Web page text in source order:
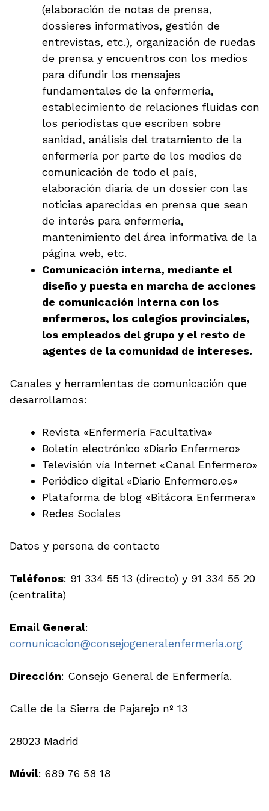
(elaboración de notas de prensa,
dossieres informativos, gestión de
entrevistas, etc.), organización de ruedas
de prensa y encuentros con los medios
para difundir los mensajes
fundamentales de la enfermería,
establecimiento de relaciones fluidas con
los periodistas que escriben sobre
sanidad, análisis del tratamiento de la
enfermería por parte de los medios de
comunicación de todo el país,
elaboración diaria de un dossier con las
noticias aparecidas en prensa que sean
de interés para enfermería,
mantenimiento del área informativa de la
página web, etc.
Comunicación interna, mediante el
diseño y puesta en marcha de acciones
de comunicación interna con los
enfermeros, los colegios provinciales,
los empleados del grupo y el resto de
agentes de la comunidad de intereses.
Canales y herramientas de comunicación que
desarrollamos:
Revista «Enfermería Facultativa»
Boletín electrónico «Diario Enfermero»
Televisión vía Internet «Canal Enfermero»
Periódico digital «Diario Enfermero.es»
Plataforma de blog «Bitácora Enfermera»
Redes Sociales
Datos y persona de contacto
Teléfonos: 91 334 55 13 (directo) y 91 334 55 20
(centralita)
Email General:
comunicacion@consejogeneralenfermeria.org
Dirección: Consejo General de Enfermería.
Calle de la Sierra de Pajarejo nº 13
28023 Madrid
Móvil: 689 76 58 18